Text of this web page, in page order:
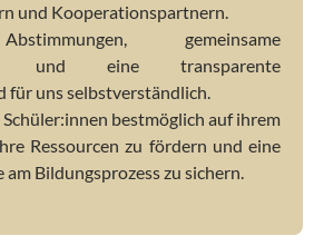
und Kooperationspartnern.
gemeinsame
und eine transparente
für uns selbstverständlich.
Schüler:innen bestmöglich auf ihrem
Ressourcen zu fördern und eine
am Bildungsprozess zu sichern.